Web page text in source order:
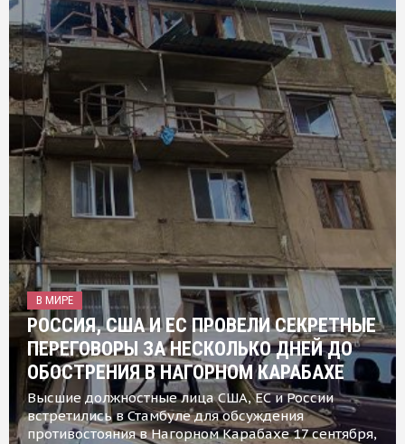
В МИРЕ
РОССИЯ, США И ЕС ПРОВЕЛИ СЕКРЕТНЫЕ
ПЕРЕГОВОРЫ ЗА НЕСКОЛЬКО ДНЕЙ ДО
ОБОСТРЕНИЯ В НАГОРНОМ КАРАБАХЕ
Высшие должностные лица США, ЕС и России
встретились в Стамбуле для обсуждения
противостояния в Нагорном Карабахе 17 сентября,